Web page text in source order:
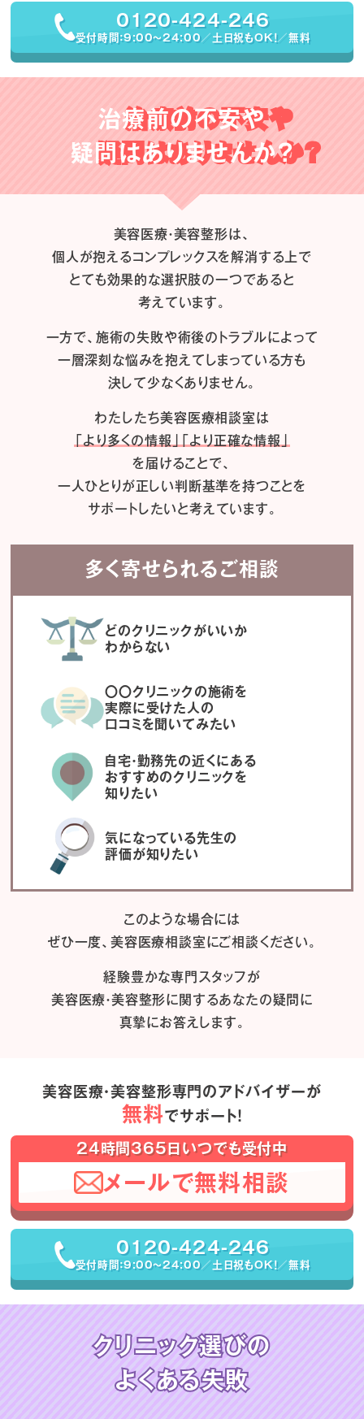
0120-424-246
受付時間：9:00〜24:00／土日祝もOK！／無料
治療前の不安や
疑問はありませんか？
美容医療・美容整形は、
個人が抱えるコンプレックスを解消する上で
とても効果的な選択肢の一つであると
考えています。
一方で、施術の失敗や術後のトラブルによって
一層深刻な悩みを抱えてしまっている方も
決して少なくありません。
わたしたち美容医療相談室は
「より多くの情報」「より正確な情報」
を届けることで、
一人ひとりが正しい判断基準を持つことを
サポートしたいと考えています。
多く寄せられるご相談
どのクリニックがいいか
わからない
〇〇クリニックの施術を
実際に受けた人の
口コミを聞いてみたい
自宅・勤務先の近くにある
おすすめのクリニックを
知りたい
気になっている先生の
評価が知りたい
このような場合には
ぜひ一度、美容医療相談室にご相談ください。
経験豊かな専門スタッフが
美容医療・美容整形に関するあなたの疑問に
真摯にお答えします。
美容医療・美容整形専門のアドバイザーが
無料でサポート！
24時間365日いつでも受付中
メールで無料相談
0120-424-246
受付時間：9:00〜24:00／土日祝もOK！／無料
クリニック選びの
よくある失敗